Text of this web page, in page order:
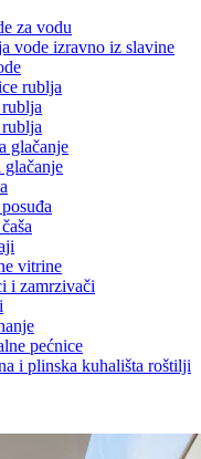
za vodu
vode izravno iz slavine
rublja
glačanje
vitrine
i zamrzivači
pećnice
i plinska kuhališta roštilji